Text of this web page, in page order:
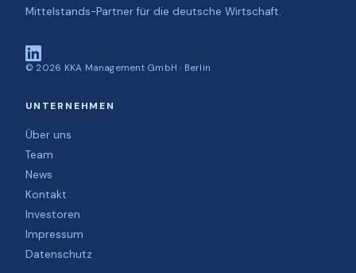
Mittelstands-Partner für die deutsche Wirtschaft.
© 2026 KKA Management GmbH · Berlin
UNTERNEHMEN
Über uns
Team
News
Kontakt
Investoren
Impressum
Datenschutz